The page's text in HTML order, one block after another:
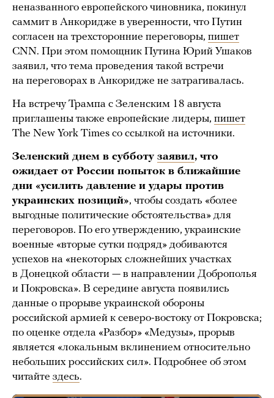
неназванного европейского чиновника, покинул
саммит в Анкоридже в уверенности, что Путин
согласен на трехсторонние переговоры, пишет
CNN. При этом помощник Путина Юрий Ушаков
заявил, что тема проведения такой встречи
на переговорах в Анкоридже не затрагивалась.
На встречу Трампа с Зеленским 18 августа
приглашены также европейские лидеры, пишет
The New York Times со ссылкой на источники.
Зеленский днем в субботу заявил, что
ожидает от России попыток в ближайшие
дни «усилить давление и удары против
украинских позиций», чтобы создать «более
выгодные политические обстоятельства» для
переговоров. По его утверждению, украинские
военные «вторые сутки подряд» добиваются
успехов на «некоторых сложнейших участках
в Донецкой области — в направлении Доброполья
и Покровска». В середине августа появились
данные о прорыве украинской обороны
российской армией к северо-востоку от Покровска;
по оценке отдела «Разбор» «Медузы», прорыв
является «локальным вклинением относительно
небольших российских сил». Подробнее об этом
читайте здесь.